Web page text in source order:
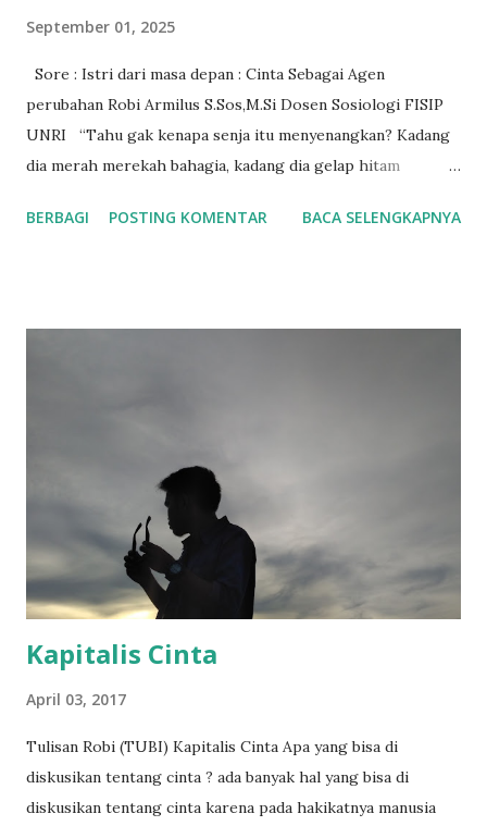
September 01, 2025
Sore : Istri dari masa depan : Cinta Sebagai Agen
perubahan Robi Armilus S.Sos,M.Si Dosen Sosiologi FISIP
UNRI “Tahu gak kenapa senja itu menyenangkan? Kadang
dia merah merekah bahagia, kadang dia gelap hitam
Dialog diatas menjadi pembuka dari fim sore : istri dari
tanggal 10 Juli 2025, sampai saat tulisan ini dibuat film sore
telah ditonton lebih dari 1.000.000 orang dibioskop dan
diprediksi akan terus bertambah karena respon postif dari
masyarakat. Film sore istri dari masa depan bercerita
tentang kisah sore d...
BERBAGI POSTING KOMENTAR BACA SELENGKAPNYA
Kapitalis Cinta
April 03, 2017
Tulisan Robi (TUBI) Kapitalis Cinta Apa yang bisa di
diskusikan tentang cinta ? ada banyak hal yang bisa di
diskusikan tentang cinta karena pada hakikatnya manusia